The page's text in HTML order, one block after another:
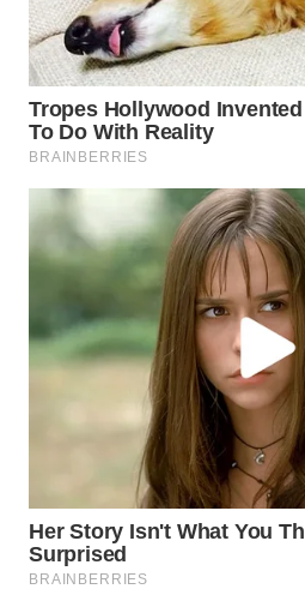
SUKABUMI
WN
PURWAKARTA
TIMUR
WN
WN
BOROBUDUR
WN
MADURA